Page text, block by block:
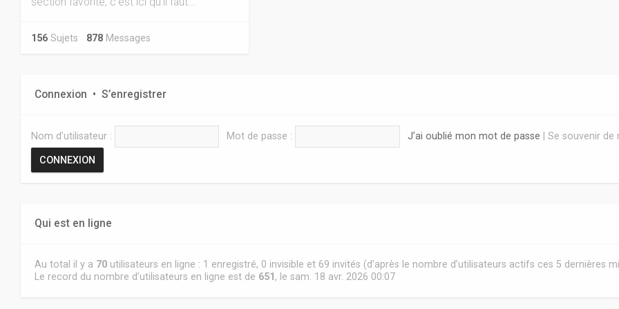
156 Sujets 878 Messages
Connexion • S’enregistrer
Nom d’utilisateur : Mot de passe : J’ai oublié mon mot de passe Se souvenir de
Qui est en ligne
Au total il y a 70 utilisateurs en ligne : 1 enregistré, 0 invisible et 69 invités (d’après le nombre d’utilisateurs actifs ces 5 dernières
Le record du nombre d’utilisateurs en ligne est de 651 , le sam. 18 avr. 2026 00:07